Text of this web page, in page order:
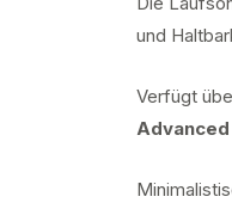
und
Verfügt